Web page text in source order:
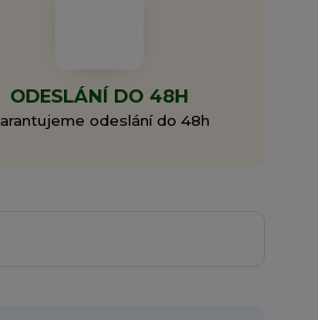
ODESLÁNÍ DO 48H
odeslání do 48h